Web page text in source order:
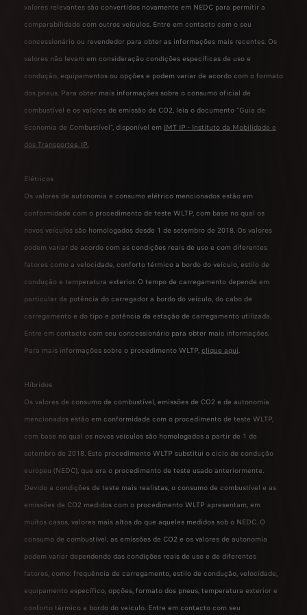
valores relevantes são convertidos novamente em NEDC para permitir a
comparabilidade com outros veículos. Entre em contacto com o seu
concessionário ou revendedor para obter as informações mais recentes. Os
valores não levam em consideração condições específicas de uso e
condução, equipamentos ou opções e podem variar de acordo com o formato
dos pneus. Para obter mais informações sobre o consumo oficial de
combustível e os valores de emissão de CO2, leia o documento "Guia de
Economia de Combustível", disponível em IMT IP - Instituto da Mobilidade e
dos Transportes, IP.
Elétricos
Os valores de autonomia e consumo elétrico mencionados estão em
conformidade com o procedimento de teste WLTP, com base no qual os
novos veículos são homologados desde 1 de setembro de 2018. Os valores
podem variar de acordo com as condições reais de uso e com diferentes
fatores como a velocidade, conforto térmico a bordo do veículo, estilo de
condução e temperatura exterior. O tempo de carregamento depende em
particular da potência do carregador a bordo do veículo, do cabo de
carregamento e do tipo e potência da estação de carregamento utilizada.
Entre em contacto com seu concessionário para obter mais informações.
Para mais informações sobre o procedimento WLTP, clique aqui.
Híbridos
Os valores de consumo de combustível, emissões de CO2 e de autonomia
mencionados estão em conformidade com o procedimento de teste WLTP,
com base no qual os novos veículos são homologados a partir de 1 de
setembro de 2018. Este procedimento WLTP substitui o ciclo de condução
europeu (NEDC), que era o procedimento de teste usado anteriormente.
Devido a condições de teste mais realistas, o consumo de combustível e as
emissões de CO2 medidos com o procedimento WLTP apresentam, em
muitos casos, valores mais altos do que aqueles medidos sob o NEDC. O
consumo de combustível, as emissões de CO2 e os valores de autonomia
podem variar dependendo das condições reais de uso e de diferentes
fatores, como: frequência de carregamento, estilo de condução, velocidade,
equipamento específico, opções, formato dos pneus, temperatura exterior e
conforto térmico a bordo do veículo. Entre em contacto com seu